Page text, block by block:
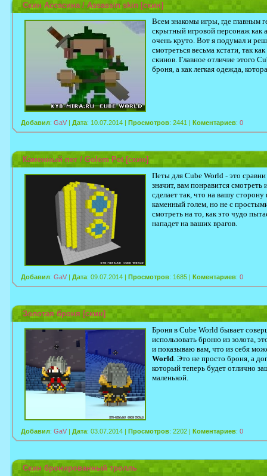
Скин Ассасина / Assassin skin [скин]
Всем знакомы игры, где главным
скрытный игровой персонаж как
очень круто. Вот я подумал и
смотреться весьма кстати, так
скинов. Главное отличие этого
броня, а как легкая одежда,
Добавил: GaV | Дата: 10.07.2014 | Просмотров: 2441 | Коментариев: 0
Каменный пет / Golem Pet [скин]
Петы для Cube World - это
значит, вам понравится смотреть
сделает так, что на вашу
каменный голем, но не с
смотреть на то, как это чудо
нападет на ваших врагов.
Добавил: GaV | Дата: 09.07.2014 | Просмотров: 1685 | Коментариев: 0
Золотая броня [скин]
Броня в Cube World бывает
использовать броню из золота,
и показываю вам, что из себя
World. Это не просто броня, а
который теперь будет отлично
маленькой.
Добавил: GaV | Дата: 03.07.2014 | Просмотров: 2202 | Коментариев: 0
Скин бронированный тролль